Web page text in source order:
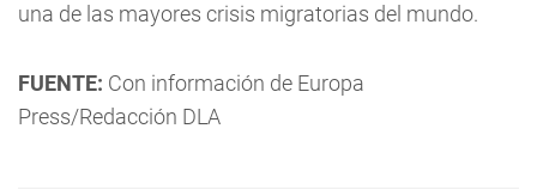
una de las mayores crisis migratorias del mundo.
FUENTE: Con información de Europa
Press/Redacción DLA